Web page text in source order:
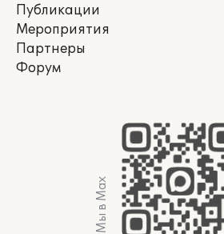
Публикации
Мероприятия
Партнеры
Форум
Мы в Max